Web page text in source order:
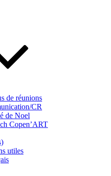
de réunions
CR
de Noel
Copen’ART
utiles